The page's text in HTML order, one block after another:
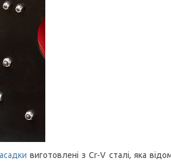
виготовлені з Cr-V сталі, яка